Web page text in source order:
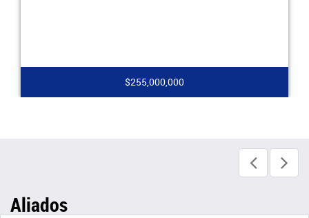
$255,000,000
Aliados